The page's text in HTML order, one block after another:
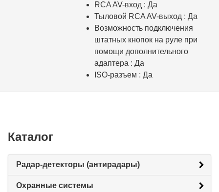
RCA AV-вход : Да
Тыловой RCA AV-выход : Да
Возможность подключения
штатных кнопок на руле при
помощи дополнительного
адаптера : Да
ISO-разъем : Да
Каталог
Радар-детекторы (антирадары)
Охранные системы